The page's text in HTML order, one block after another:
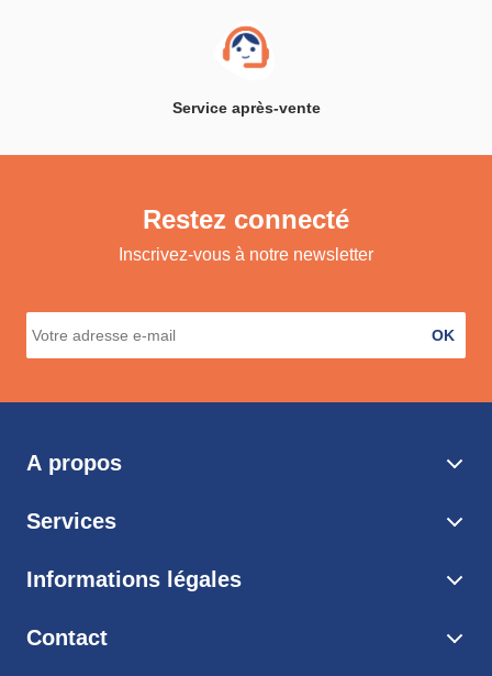
Service après-vente
Restez connecté
Inscrivez-vous à notre newsletter
OK
A propos
Services
Informations légales
Contact